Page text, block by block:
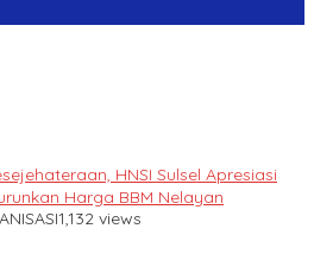
HNSI Sulsel Apresiasi
Harga BBM Nelayan
1,132 views